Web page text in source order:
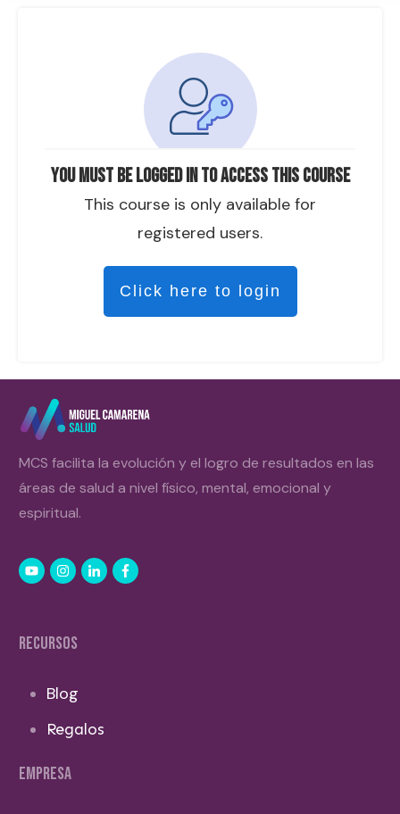
You must be logged in to access this course
This course is only available for
registered users.
Click here to login
MCS facilita la evolución y el logro de resultados en las
áreas de salud a nivel físico, mental, emocional y
espiritual.
RECURSOS
Blog
Regalos
EMPRESA